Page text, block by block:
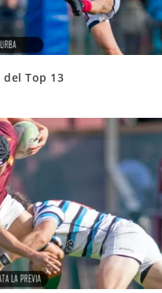
del Top 13